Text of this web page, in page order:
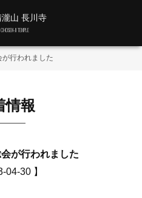
山 長川寺
JI TEMPLE
行われました
情報
が行われました
04-30 】